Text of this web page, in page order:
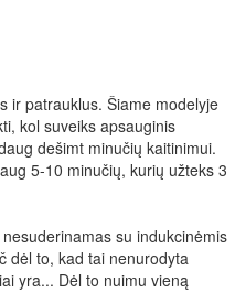
ir patrauklus. Šiame modelyje
kol suveiks apsauginis
dešimt minučių kaitinimui.
5-10 minučių, kurių užteks 3
su indukcinėmis
dėl to, kad tai nenurodyta
yra... Dėl to nuimu vieną